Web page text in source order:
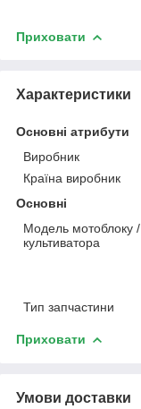
Приховати
Характеристики
Основні атрибути
Виробник
Країна виробник
Основні
Модель мотоблоку /
культиватора
Тип запчастини
Приховати
Умови доставки